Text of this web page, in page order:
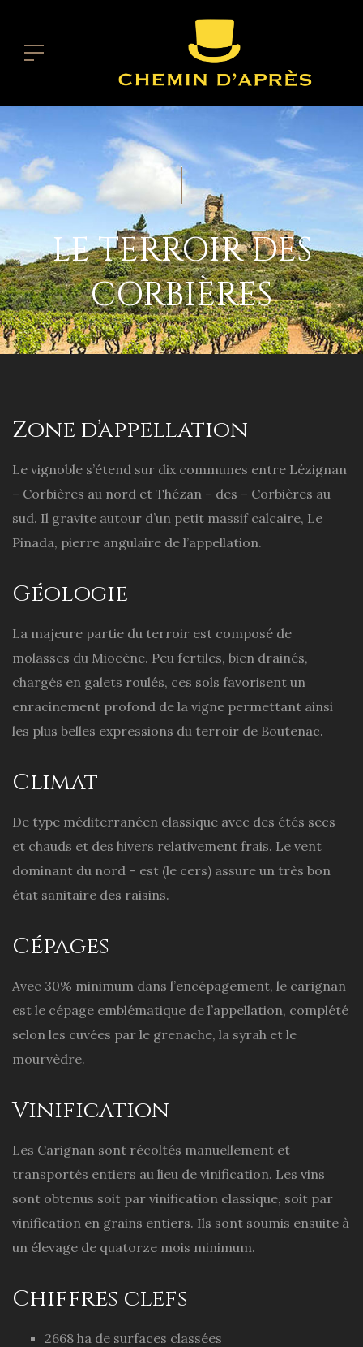
LE TERROIR DES
CORBIÈRES
Zone d’appellation
Le vignoble s’étend sur dix communes entre Lézignan
– Corbières au nord et Thézan – des – Corbières au
sud. Il gravite autour d’un petit massif calcaire, Le
Pinada, pierre angulaire de l’appellation.
Géologie
La majeure partie du terroir est composé de
molasses du Miocène. Peu fertiles, bien drainés,
chargés en galets roulés, ces sols favorisent un
enracinement profond de la vigne permettant ainsi
les plus belles expressions du terroir de Boutenac.
Climat
De type méditerranéen classique avec des étés secs
et chauds et des hivers relativement frais. Le vent
dominant du nord – est (le cers) assure un très bon
état sanitaire des raisins.
Cépages
Avec 30% minimum dans l’encépagement, le carignan
est le cépage emblématique de l’appellation, complété
selon les cuvées par le grenache, la syrah et le
mourvèdre.
Vinification
Les Carignan sont récoltés manuellement et
transportés entiers au lieu de vinification. Les vins
sont obtenus soit par vinification classique, soit par
vinification en grains entiers. Ils sont soumis ensuite à
un élevage de quatorze mois minimum.
Chiffres clefs
2668 ha de surfaces classées